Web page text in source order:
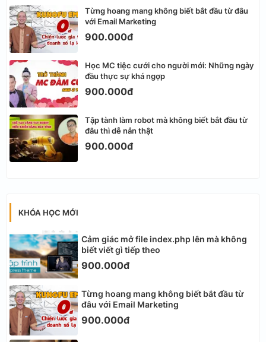
Từng hoang mang không biết bắt đầu từ đâu
với Email Marketing
900.000đ
Học MC tiệc cưới cho người mới: Những ngày
đầu thực sự khá ngợp
900.000đ
Tập tành làm robot mà không biết bắt đầu từ
đâu thì dễ nản thật
900.000đ
KHÓA HỌC MỚI
Cảm giác mở file index.php lên mà không
biết viết gì tiếp theo
900.000đ
Từng hoang mang không biết bắt đầu từ
đâu với Email Marketing
900.000đ